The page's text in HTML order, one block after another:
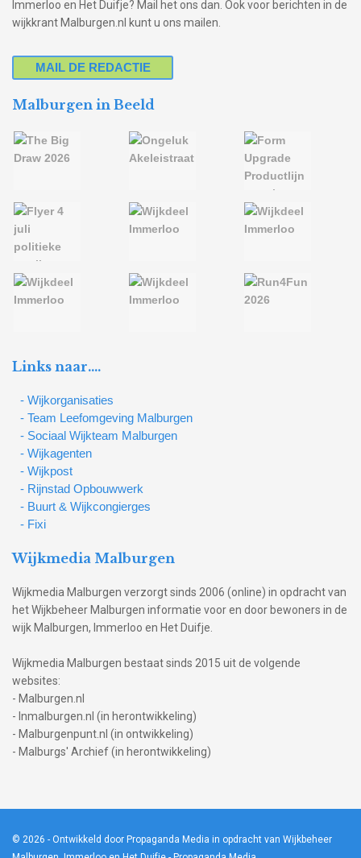
Immerloo en Het Duifje? Mail het ons dan. Ook voor berichten in de
wijkkrant Malburgen.nl kunt u ons mailen.
MAIL DE REDACTIE
Malburgen in Beeld
Links naar….
- Wijkorganisaties
- Team Leefomgeving Malburgen
- Sociaal Wijkteam Malburgen
- Wijkagenten
- Wijkpost
- Rijnstad Opbouwwerk
- Buurt & Wijkcongierges
- Fixi
Wijkmedia Malburgen
Wijkmedia Malburgen verzorgt sinds 2006 (online) in opdracht van
het Wijkbeheer Malburgen informatie voor en door bewoners in de
wijk Malburgen, Immerloo en Het Duifje.
Wijkmedia Malburgen bestaat sinds 2015 uit de volgende
websites:
- Malburgen.nl
- Inmalburgen.nl (in herontwikkeling)
- Malburgenpunt.nl (in ontwikkeling)
- Malburgs' Archief (in herontwikkeling)
© 2026 - Ontwikkeld door Propaganda Media in opdracht van Wijkbeheer